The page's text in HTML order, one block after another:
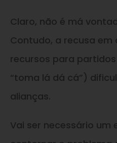
Claro, não é má
Contudo, a recusa em
recursos para
“toma lá dá cá”)
alianças.
Vai ser necessário